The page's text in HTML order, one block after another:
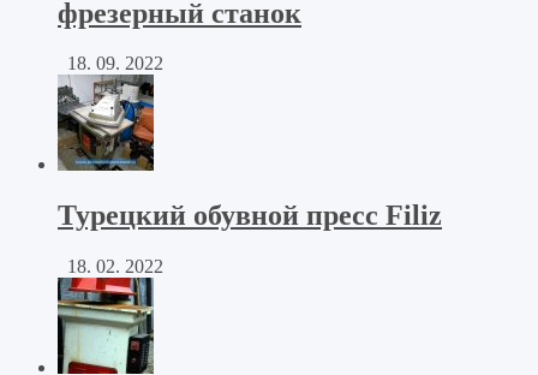
фрезерный станок
18. 09. 2022
Турецкий обувной пресс Filiz
18. 02. 2022